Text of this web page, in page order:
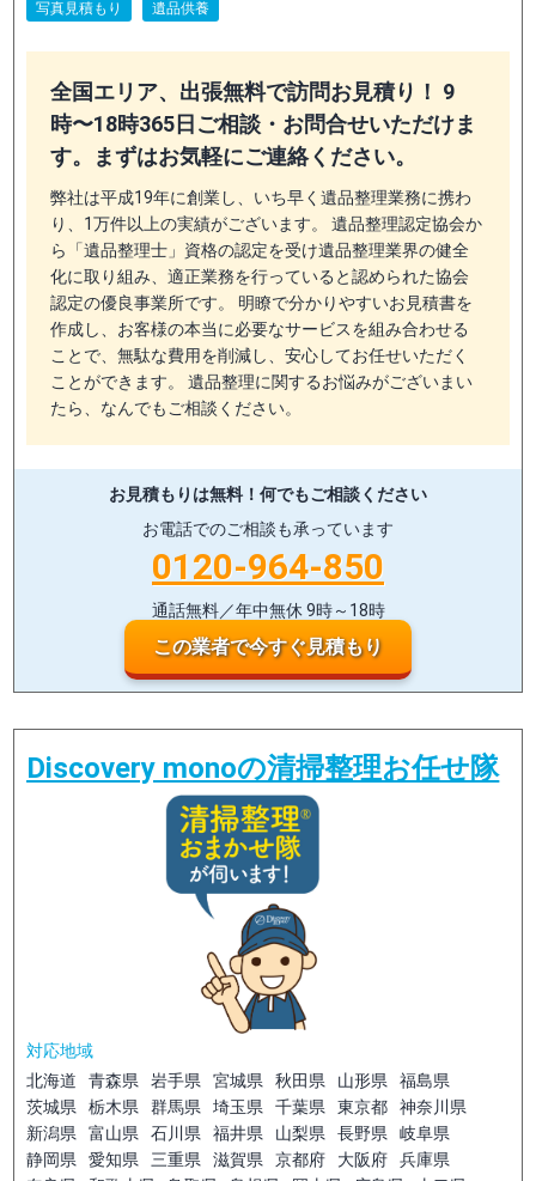
写真見積もり
遺品供養
全国エリア、出張無料で訪問お見積り！ 9
時〜18時365日ご相談・お問合せいただけま
す。まずはお気軽にご連絡ください。
弊社は平成19年に創業し、いち早く遺品整理業務に携わ
り、1万件以上の実績がございます。 遺品整理認定協会か
ら「遺品整理士」資格の認定を受け遺品整理業界の健全
化に取り組み、適正業務を行っていると認められた協会
認定の優良事業所です。 明瞭で分かりやすいお見積書を
作成し、お客様の本当に必要なサービスを組み合わせる
ことで、無駄な費用を削減し、安心してお任せいただく
ことができます。 遺品整理に関するお悩みがございまい
たら、なんでもご相談ください。
お見積もりは無料！ 何でもご相談ください
お電話でのご相談も承っています
0120-964-850
通話無料／年中無休 9時～18時
この業者で今すぐ見積もり
Discovery monoの清掃整理お任せ隊
対応地域
北海道
青森県 岩手県 宮城県 秋田県 山形県
福島県
茨城県
栃木県 群馬県 埼玉県 千葉県 東京都
神奈川県
新潟県
富山県 石川県 福井県 山梨県 長野県
岐阜県
静岡県
愛知県 三重県 滋賀県 京都府 大阪府
兵庫県